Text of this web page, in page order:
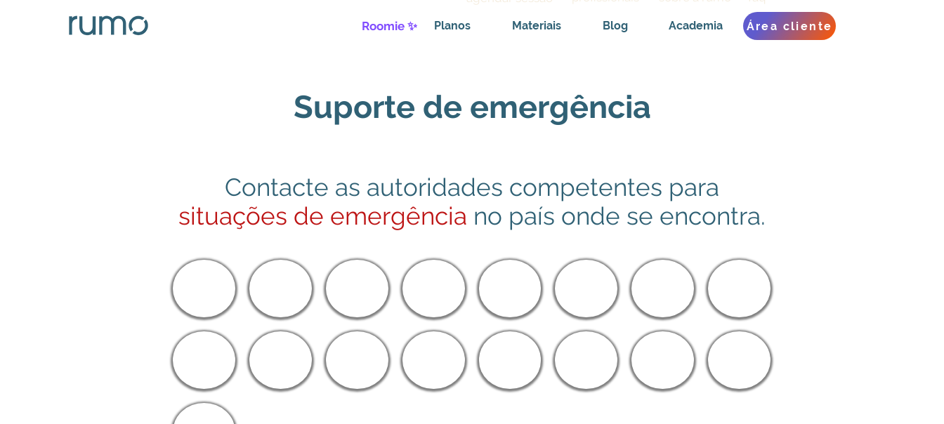
Planos Materiais Blog Academia
Roomie ✨ Área cliente
Suporte de emergência
Contacte as autoridades competentes para
situações de emergência no país onde se encontra.